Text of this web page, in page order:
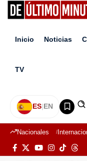
Inicio Noticias
TV
ES|EN
Nacionales